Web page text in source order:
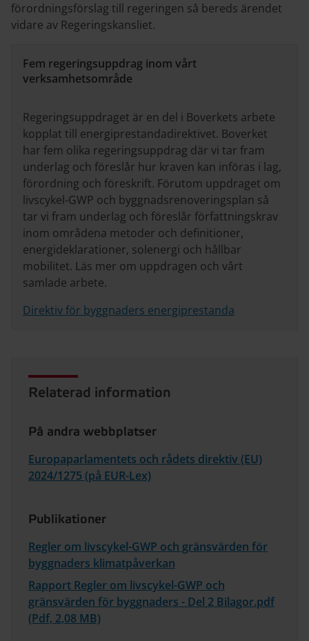
förordningsförslag till regeringen så bereds ärendet
vidare av Regeringskansliet.
Fem regeringsuppdrag inom vårt
verksamhetsområde
Regeringsuppdraget är en del i Boverkets arbete
kopplat till energiprestandadirektivet. Boverket
har fem olika regeringsuppdrag där vi tar fram
underlag och föreslår hur kraven kan införas i lag,
förordning och föreskrift. Förutom uppdraget om
livscykel-GWP och byggnadsrenoveringsplan så
tar vi fram underlag och föreslår författningskrav
inom områdena metoder och definitioner,
energideklarationer, solenergi och hållbar
mobilitet. Läs mer om uppdragen och vårt
samlade arbete.
Direktiv för byggnaders energiprestanda
Relaterad information
På andra webbplatser
Europaparlamentets och rådets direktiv (EU)
2024/1275 (på EUR-Lex)
Publikationer
Regler om livscykel-GWP och gränsvärden för
byggnaders klimatpåverkan
Rapport Regler om livscykel-GWP och
gränsvärden för byggnaders - Del 2 Bilagor.pdf
(Pdf, 2,08 MB)